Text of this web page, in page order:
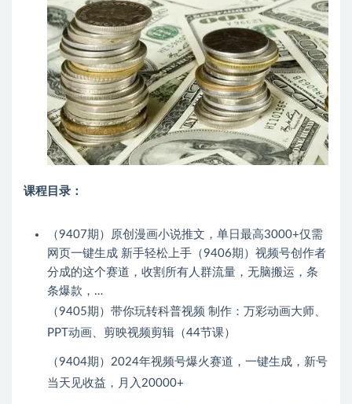
课程目录：
（9407期）原创漫画小说推文，单日最高3000+仅需
网页一键生成 新手轻松上手（9406期）视频号创作者
分成的这个赛道，收割所有人群流量，无脑搬运，条
条爆款，…
（9405期）带你玩转科普视频 制作：万彩动画大师、
PPT动画、剪映视频剪辑（44节课）
（9404期）2024年视频号爆火赛道，一键生成，新号
当天见收益，月入20000+